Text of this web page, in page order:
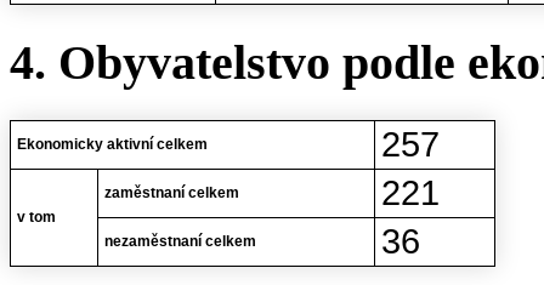
4. Obyvatelstvo podle
Ekonomicky aktivní celkem 257
v tom
zaměstnaní celkem 221
nezaměstnaní celkem 36